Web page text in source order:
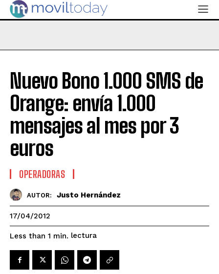
Nuevo Bono 1.000 SMS de
Orange: envía 1.000
mensajes al mes por 3
euros
OPERADORAS
AUTOR: Justo Hernández
17/04/2012
Less than 1 min. lectura